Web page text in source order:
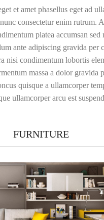
et amet phasellus eget ad
consectetur enim rutrum.
platea accumsan sed
ante adipiscing gravida per
nisi condimentum lobortis
massa a dolor gravida
quisque a ullamcorper
ullamcorper arcu est
FURNITURE